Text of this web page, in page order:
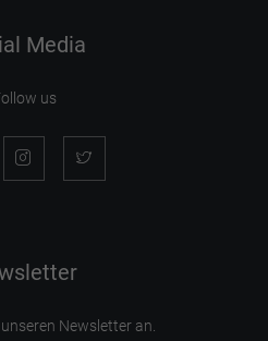
Media
us
Newsletter an.